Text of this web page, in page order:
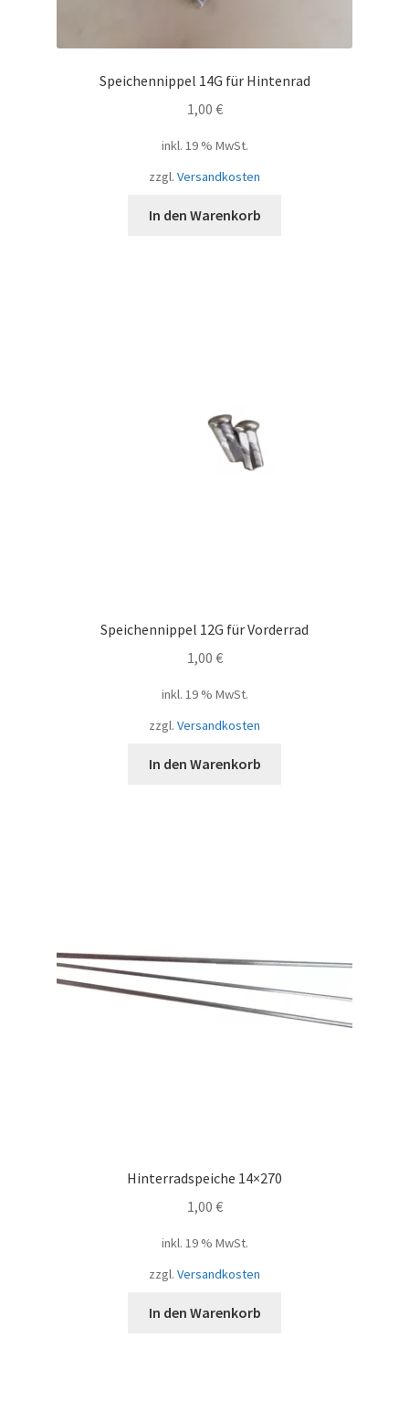
Speichennippel 14G für Hintenrad
1,00 €
inkl. 19 % MwSt.
zzgl. Versandkosten
In den Warenkorb
Speichennippel 12G für Vorderrad
1,00 €
inkl. 19 % MwSt.
zzgl. Versandkosten
In den Warenkorb
Hinterradspeiche 14×270
1,00 €
inkl. 19 % MwSt.
zzgl. Versandkosten
In den Warenkorb